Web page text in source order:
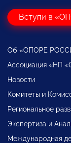
Вступи в
Об «ОПОРЕ
Ассоциация «НП
Новости
Комитеты и
Региональное
Экспертиза и
Международная